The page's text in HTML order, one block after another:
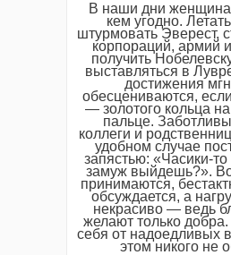
В наши дни женщина
кем угодно.
штурмовать Эверест,
корпораций, армий и
получить
выставляться в
достижения
обесцениваются,
— золотого кольца
пальце.
коллеги и
удобном случае
запястью: «Часики-то
замуж выйдешь?».
принимаются,
обсуждается, а
некрасиво — ведь
желают только
себя от надоедливых
этом никого не